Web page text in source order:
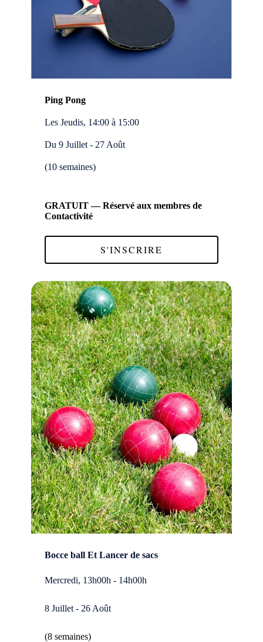
Ping Pong
Les Jeudis, 14:00 à 15:00
Du 9 Juillet - 27 Août
(10 semaines)
GRATUIT — Réservé aux membres de
Contactivité
S'INSCRIRE
Bocce ball Et Lancer de sacs
Mercredi, 13h00h - 14h00h
8 Juillet - 26 Août
(8 semaines)